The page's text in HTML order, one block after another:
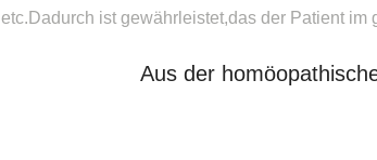
etc.Dadurch ist gewährleistet,das der Patient im
Aus der